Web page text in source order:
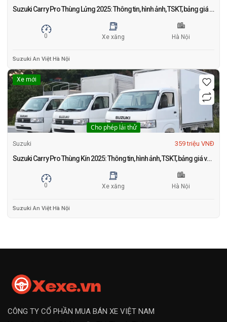
Suzuki Carry Pro Thùng Lửng 2025: Thông tin, hình ảnh, TSKT, bảng giá và khuyến mãi mới nhất tháng 1
0 Xe xăng Hà Nội
Suzuki An Việt Hà Nội
Xe mới
Cho phép lái thử
Suzuki 359 triệu VNĐ
Suzuki Carry Pro Thùng Kín 2025: Thông tin, hình ảnh, TSKT, bảng giá và khuyến mãi mới nhất tháng 1
0 Xe xăng Hà Nội
Suzuki An Việt Hà Nội
CÔNG TY CỔ PHẦN MUA BÁN XE VIỆT NAM